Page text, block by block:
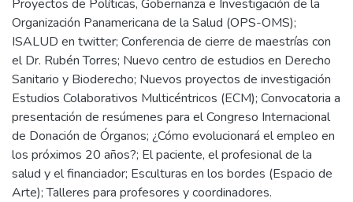
Proyectos de Políticas, Gobernanza e Investigación de la
Organización Panamericana de la Salud (OPS-OMS);
ISALUD en twitter; Conferencia de cierre de maestrías con
el Dr. Rubén Torres; Nuevo centro de estudios en Derecho
Sanitario y Bioderecho; Nuevos proyectos de investigación
Estudios Colaborativos Multicéntricos (ECM); Convocatoria a
presentación de resúmenes para el Congreso Internacional
de Donación de Órganos; ¿Cómo evolucionará el empleo en
los próximos 20 años?; El paciente, el profesional de la
salud y el financiador; Esculturas en los bordes (Espacio de
Arte); Talleres para profesores y coordinadores.